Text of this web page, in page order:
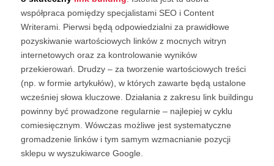
współpraca pomiędzy specjalistami SEO i Content
Writerami. Pierwsi będą odpowiedzialni za prawidłowe
pozyskiwanie wartościowych linków z mocnych witryn
internetowych oraz za kontrolowanie wyników
przekierowań. Drudzy – za tworzenie wartościowych treści
(np. w formie artykułów), w których zawarte będą ustalone
wcześniej słowa kluczowe. Działania z zakresu link buildingu
powinny być prowadzone regularnie – najlepiej w cyklu
comiesięcznym. Wówczas możliwe jest systematyczne
gromadzenie linków i tym samym wzmacnianie pozycji
sklepu w wyszukiwarce Google.